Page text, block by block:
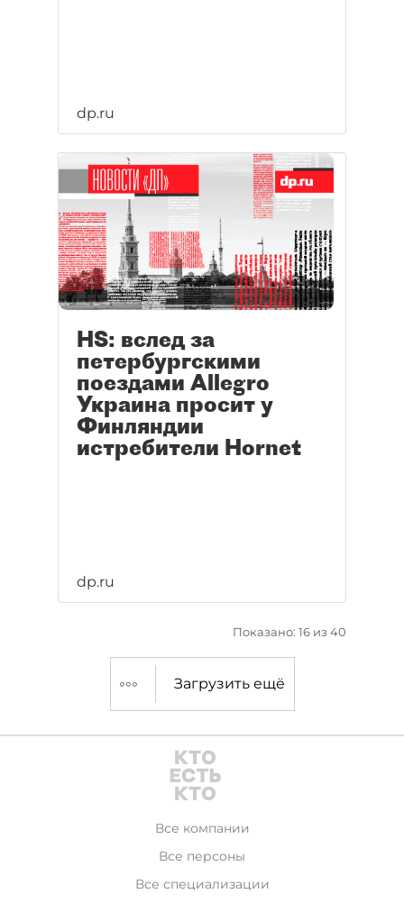
dp.ru
HS: вслед за
петербургскими
поездами Allegro
Украина просит у
Финляндии
истребители Hornet
dp.ru
Показано: 16 из 40
Загрузить ещё
Все компании
Все персоны
Все специализации